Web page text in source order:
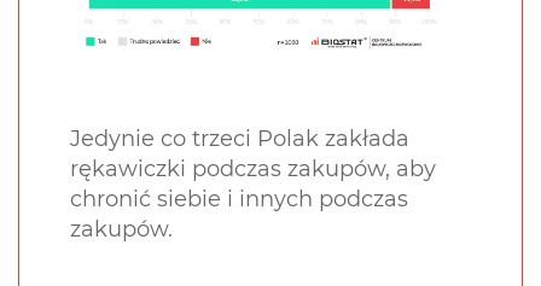
Jedynie co trzeci Polak zakłada
rękawiczki podczas zakupów, aby
chronić siebie i innych podczas
zakupów.